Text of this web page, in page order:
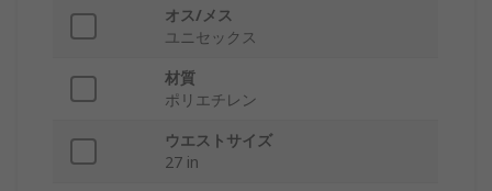
オス/メス
ユニセックス
材質
ポリエチレン
ウエストサイズ
27 in